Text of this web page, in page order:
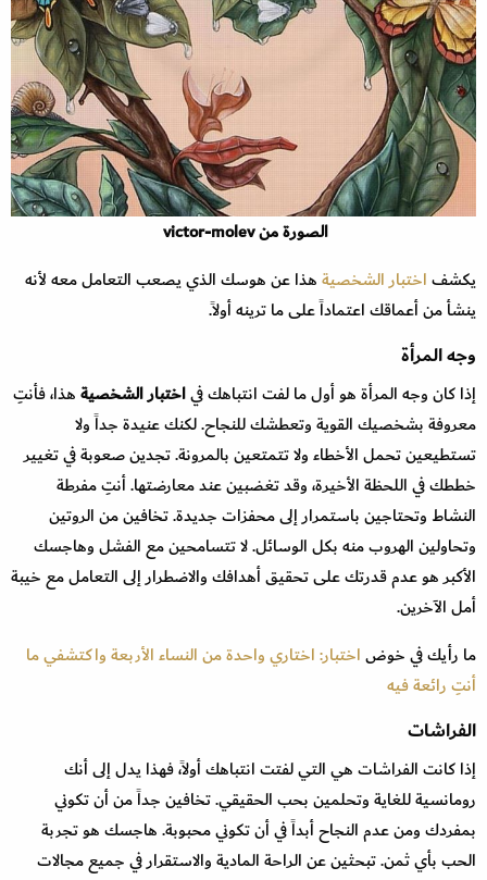
الصورة من victor-molev
يكشفاختبار الشخصيةهذا عن هوسك الذي يصعب التعامل معه لأنه
ينشأ من أعماقك اعتماداً على ما ترينه أولاً.
وجه المرأة
إذا كان وجه المرأة هو أول ما لفت انتباهك فياختبار الشخصيةهذا، فأنتِ
معروفة بشخصيك القوية وتعطشك للنجاح. لكنك عنيدة جداً ولا
تستطيعين تحمل الأخطاء ولا تتمتعين بالمرونة. تجدين صعوبة في تغيير
خططك في اللحظة الأخيرة، وقد تغضبين عند معارضتها. أنتِ مفرطة
النشاط وتحتاجين باستمرار إلى محفزات جديدة. تخافين من الروتين
وتحاولين الهروب منه بكل الوسائل. لا تتسامحين مع الفشل وهاجسك
الأكبر هو عدم قدرتك على تحقيق أهدافك والاضطرار إلى التعامل مع خيبة
أمل الآخرين.
ما رأيك في خوضاختبار: اختاري واحدة من النساء الأربعة واكتشفي ما
أنتِ رائعة فيه
الفراشات
إذا كانت الفراشات هي التي لفتت انتباهك أولاً، فهذا يدل إلى أنك
رومانسية للغاية وتحلمين بحب الحقيقي. تخافين جداً من أن تكوني
بمفردك ومن عدم النجاح أبداً في أن تكوني محبوبة. هاجسك هو تجربة
الحب بأي ثمن. تبحثين عن الراحة المادية والاستقرار في جميع مجالات